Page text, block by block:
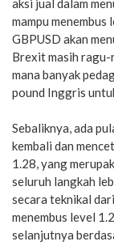
mampu
GBPUSD akan
Brexit masih ragu-
mana banyak
pound Inggris
Sebaliknya, ada
kembali dan
1.28, yang
seluruh langkah
secara teknikal
menembus level
selanjutnya